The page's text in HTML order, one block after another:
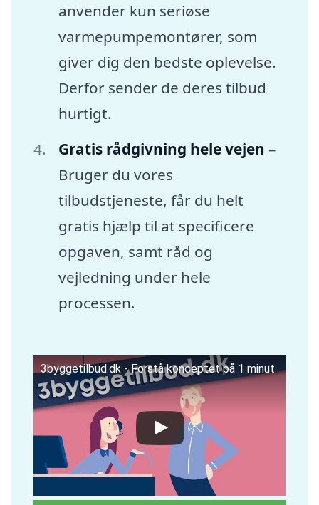
anvender kun seriøse
varmepumpemontører, som
giver dig den bedste oplevelse.
Derfor sender de deres tilbud
hurtigt.
Gratis rådgivning hele vejen –
Bruger du vores
tilbudstjeneste, får du helt
gratis hjælp til at specificere
opgaven, samt råd og
vejledning under hele
processen.
3byggetilbud.dk - Forstå konceptet på 1 minut